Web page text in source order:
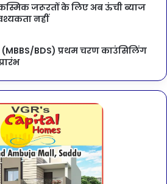
जरूरतों के लिए अब ऊंची ब्याज
नहीं
(MBBS/BDS) प्रथम चरण काउंसिलिंग